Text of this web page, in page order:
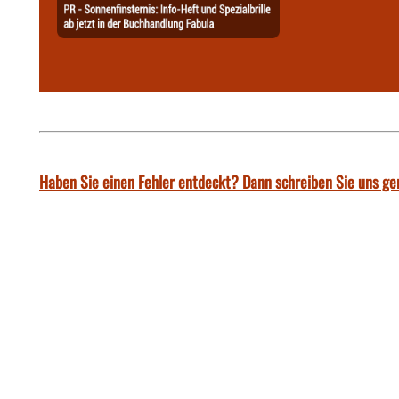
Haben Sie einen Fehler entdeckt? Dann schreiben Sie uns